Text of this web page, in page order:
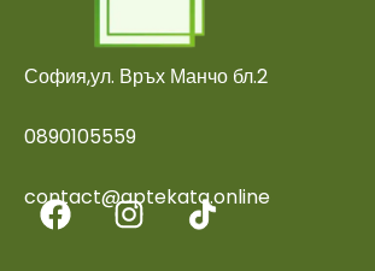
София,ул. Връх Манчо бл.2
0890105559
contact@aptekata.online